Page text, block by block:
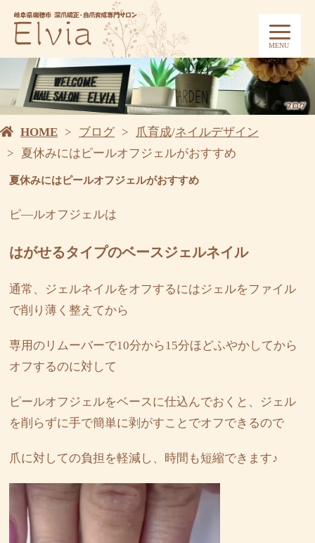
MENU
HOME ブログ 爪育成/ネイルデザイン
夏休みにはピールオフジェルがおすすめ
夏休みにはピールオフジェルがおすすめ
ピ―ルオフジェルは
はがせるタイプのベースジェルネイル
通常、ジェルネイルをオフするにはジェルをファイル
で削り薄く整えてから
専用のリムーバーで10分から15分ほどふやかしてから
オフするのに対して
ピールオフジェルをベースに仕込んでおくと、ジェル
を削らずに手で簡単に剥がすことでオフできるので
爪に対しての負担を軽減し、時間も短縮できます♪